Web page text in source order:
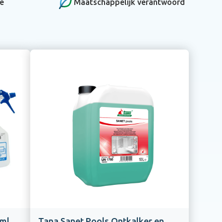
Maatschappelijk verantwoord